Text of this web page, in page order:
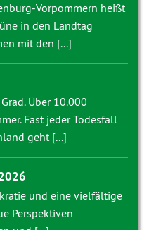
Vorpommern heißt
in den Landtag
mit den [...]
Über 10.000
Fast jeder Todesfall
geht [...]
und eine vielfältige
Perspektiven